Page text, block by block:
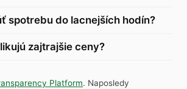
spotrebu do lacnejších hodín?
zajtrajšie ceny?
Platform. Naposledy